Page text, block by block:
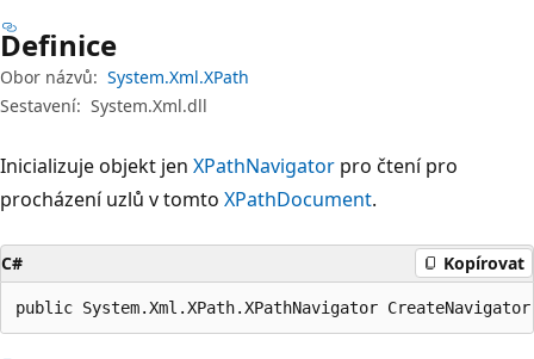
Definice
Obor názvů: System.Xml.XPath
Sestavení: System.Xml.dll
Inicializuje objekt jen XPathNavigator pro čtení pro
procházení uzlů v tomto XPathDocument.
C# Kopírovat
public System.Xml.XPath.XPathNavigator